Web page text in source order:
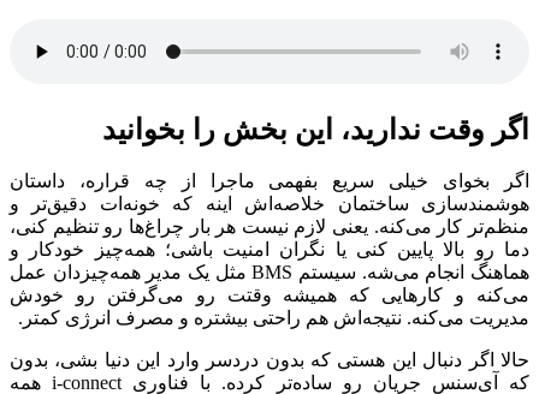
اگر وقت ندارید، این بخش را بخوانید
اگر بخوای خیلی سریع بفهمی ماجرا از چه قراره، داستان
هوشمندسازی ساختمان خلاصه‌اش اینه که خونه‌ات دقیق‌تر و
منظم‌تر کار می‌کنه. یعنی لازم نیست هر بار چراغ‌ها رو تنظیم کنی،
دما رو بالا پایین کنی یا نگران امنیت باشی؛ همه‌چیز خودکار و
هماهنگ انجام می‌شه. سیستم BMS مثل یک مدیر همه‌چیزدان عمل
می‌کنه و کارهایی که همیشه وقتت رو می‌گرفتن رو خودش
مدیریت می‌کنه. نتیجه‌اش هم راحتی بیشتره و مصرف انرژی کمتر.
حالا اگر دنبال این هستی که بدون دردسر وارد این دنیا بشی، بدون
که آی‌سنس جریان رو ساده‌تر کرده. با فناوری i-connect همه